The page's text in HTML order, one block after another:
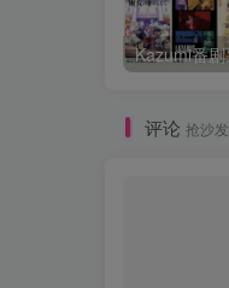
评论 抢沙发